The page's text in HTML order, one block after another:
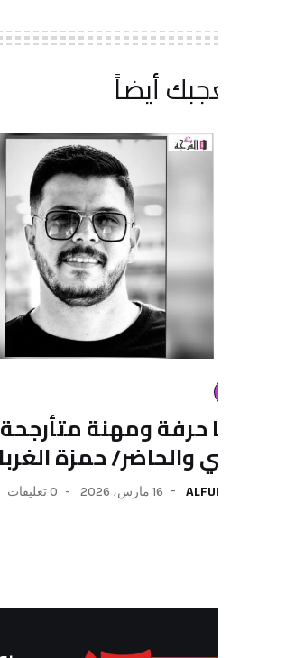
أيضاً
حرفة ومهنة متأرجحة بين
والحاضر/ حمزة الغرباوي
0 تعليقات